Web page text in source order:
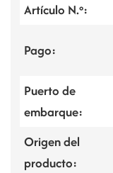
Artículo N.º:
Pago:
Puerto de
embarque:
Origen del
producto: